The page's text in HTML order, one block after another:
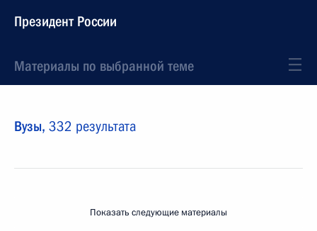
Президент России
Материалы по выбранной теме
Вузы, 332 результата
Показать следующие материалы